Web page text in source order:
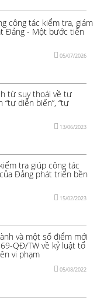
công tác kiểm tra, giám
Đảng - Một bước tiến
05/07/2026
từ suy thoái về tư
diễn biến”, “tự
13/06/2023
tra giúp công tác
Đảng phát triển bền
15/02/2023
và một số điểm mới
QĐ/TW về kỷ luật tổ
vi phạm
05/08/2022